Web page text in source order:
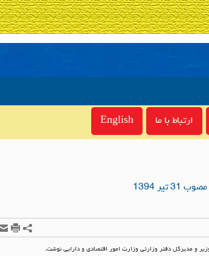
ارتباط با ما English
و مدیرکل دفتر وزارتی وزارت امور اقتصادی و دارایی نوشت.